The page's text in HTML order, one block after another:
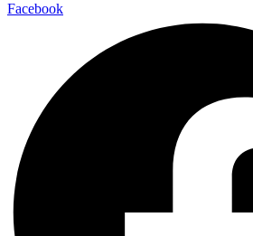
Facebook